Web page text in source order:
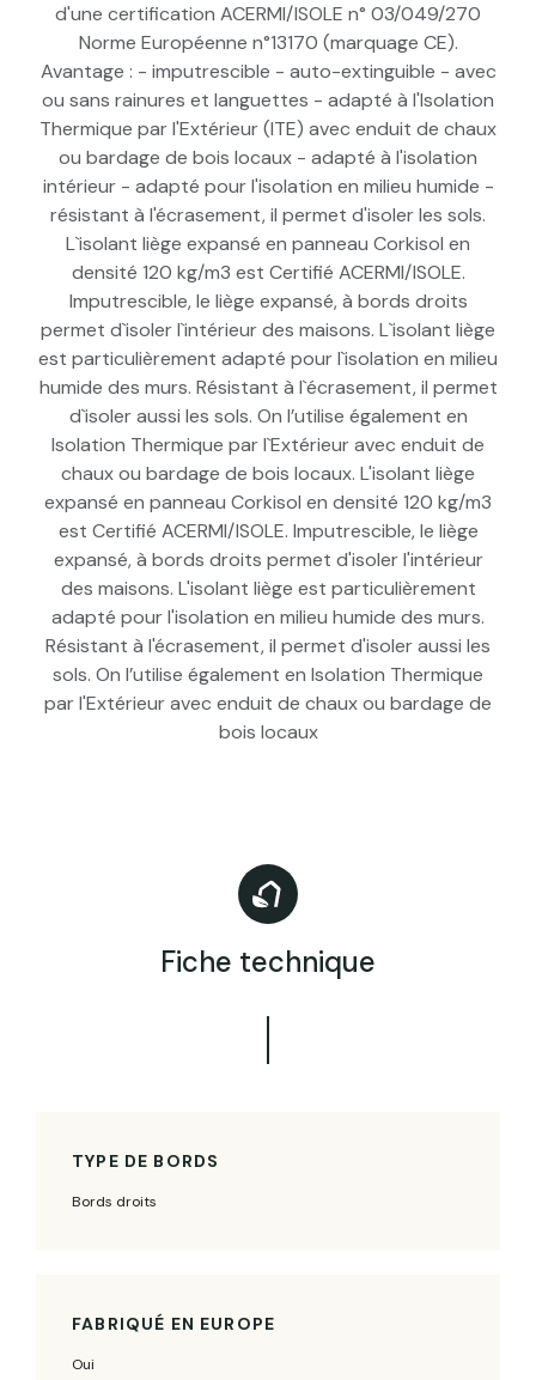
d'une certification ACERMI/ISOLE n° 03/049/270
Norme Européenne n°13170 (marquage CE).
Avantage : - imputrescible - auto-extinguible - avec
ou sans rainures et languettes - adapté à l'Isolation
Thermique par l'Extérieur (ITE) avec enduit de chaux
ou bardage de bois locaux - adapté à l'isolation
intérieur - adapté pour l'isolation en milieu humide -
résistant à l'écrasement, il permet d'isoler les sols.
L`isolant liège expansé en panneau Corkisol en
densité 120 kg/m3 est Certifié ACERMI/ISOLE.
Imputrescible, le liège expansé, à bords droits
permet d`isoler l`intérieur des maisons. L`isolant liège
est particulièrement adapté pour l`isolation en milieu
humide des murs. Résistant à l`écrasement, il permet
d`isoler aussi les sols. On l’utilise également en
Isolation Thermique par l`Extérieur avec enduit de
chaux ou bardage de bois locaux. L'isolant liège
expansé en panneau Corkisol en densité 120 kg/m3
est Certifié ACERMI/ISOLE. Imputrescible, le liège
expansé, à bords droits permet d'isoler l'intérieur
des maisons. L'isolant liège est particulièrement
adapté pour l'isolation en milieu humide des murs.
Résistant à l'écrasement, il permet d'isoler aussi les
sols. On l’utilise également en Isolation Thermique
par l'Extérieur avec enduit de chaux ou bardage de
bois locaux
Fiche technique
TYPE DE BORDS
Bords droits
FABRIQUÉ EN EUROPE
Oui